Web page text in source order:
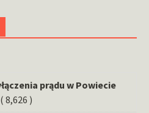
prądu w Powiecie
( 8,626 )